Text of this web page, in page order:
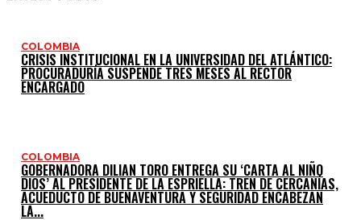
COLOMBIA
CRISIS INSTITUCIONAL EN LA UNIVERSIDAD DEL ATLÁNTICO:
PROCURADURÍA SUSPENDE TRES MESES AL RECTOR
ENCARGADO
COLOMBIA
GOBERNADORA DILIAN TORO ENTREGA SU ‘CARTA AL NIÑO
DIOS’ AL PRESIDENTE DE LA ESPRIELLA: TREN DE CERCANÍAS,
ACUEDUCTO DE BUENAVENTURA Y SEGURIDAD ENCABEZAN
LA...